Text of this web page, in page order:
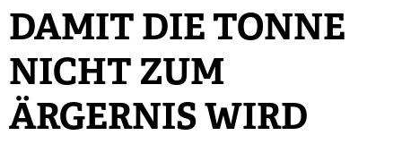
DAMIT DIE TONNE
NICHT ZUM
ÄRGERNIS WIRD